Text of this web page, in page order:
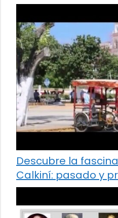
Descubre la
Calkiní: pasado y